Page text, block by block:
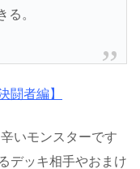
る。
闘者編】
いモンスターです
デッキ相手やおまけ